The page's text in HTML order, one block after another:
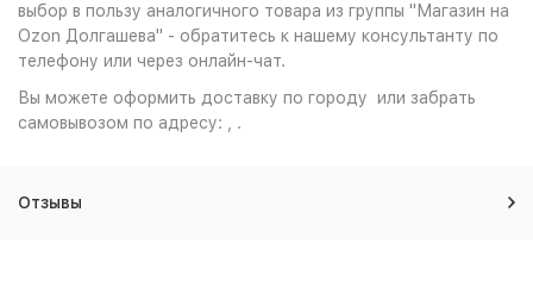
выбор в пользу аналогичного товара из группы "Магазин на
Ozon Долгашева" - обратитесь к нашему консультанту по
телефону или через онлайн-чат.
Вы можете оформить доставку по городу или забрать
самовывозом по адресу: , .
Отзывы